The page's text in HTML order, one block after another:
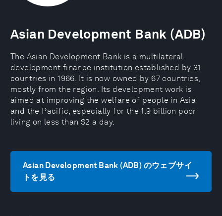
Asian Development Bank (ADB)
The Asian Development Bank is a multilateral
development finance institution established by 31
countries in 1966. It is now owned by 67 countries,
mostly from the region. Its development work is
aimed at improving the welfare of people in Asia
and the Pacific, especially for the 1.9 billion poor
living on less than $2 a day.
Asian Development Bank (ADB) のウェブサイ
トを見る